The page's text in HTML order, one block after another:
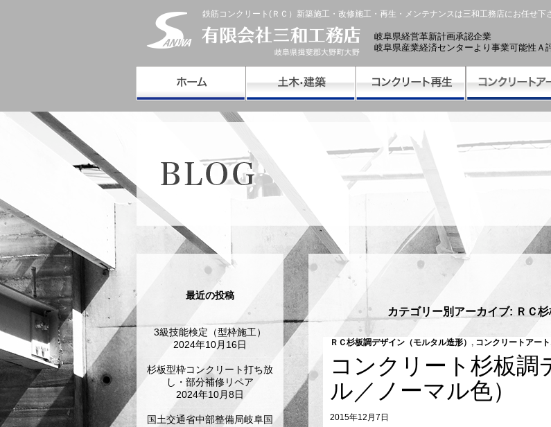
鉄筋コンクリート(ＲＣ）新築施工・改修施工・再生・メンテナンスは三和工務店にお任せ下
岐阜県経営革新計画承認企業
岐阜県産業経済センターより事業可能性Ａ
最近の投稿
3級技能検定（型枠施工）
2024年10月16日
杉板型枠コンクリート打ち放
し・部分補修リペア
2024年10月8日
国土交通省中部整備局岐阜国
カテゴリー別アーカイブ: ＲＣ
ＲＣ杉板調デザイン（モルタル造形） , コンクリートアート
コンクリート杉板
ル／ノーマル色）
2015年12月7日